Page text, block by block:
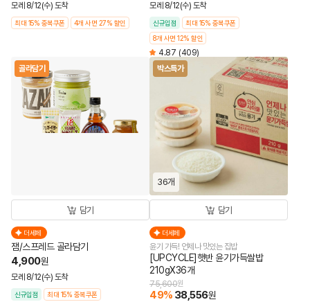
모레 8/12(수) 도착
최대 15% 중복쿠폰 4개 사면 27% 할인
모레 8/12(수) 도착
신규입점
최대 15% 중복쿠폰
8개 사면 12% 할인
4.87 (409)
골라담기
담기
더세페
잼/스프레드 골라담기
4,900원
모레 8/12(수) 도착
신규입점
최대 15% 중복쿠폰
박스특가
36개
담기
더세페
윤기 가득! 언제나 맛있는 집밥
[UPCYCLE]햇반 윤기가득쌀밥
210gX36개
75,600원
49% 38,556원